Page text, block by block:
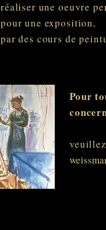
réaliser une oeuvre
pour une exposition,
par des cours de
Pour